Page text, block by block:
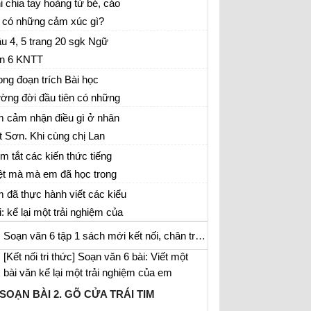
hoàng tử bé
chia tay hoàng tử bé, cáo
có những cảm xúc gì?
5 trang 26 sgk Ngữ văn lớp 6 tập 1
4, 5 trang 20 sgk Ngữ
6 KNTT
văn 6 bài Thực hành tiếng Việt trang 20
đoạn trích Bài học
đời đầu tiên có những
ảnh so sánh thú vị, sinh
Hãy tìm một số câu văn
dụng biện pháp tu từ so
trong văn bản này và chỉ
dụng của biện pháp tu
hành tiếng Việt trang 20 sgk văn 6 tập 1
cảm nhận điều gì ở nhân
Sơn. Khi cùng chị Lan
chiếc áo bông cũ cho
Sơn cảm thấy như thế
Cảm xúc ấy giúp em
được điều gì của sự chia
Văn 6
tắt các kiến thức tiếng
mà mà em đã học trong
kỳ I theo mẫu gợi ý sau
đã thực hành viết các kiểu
kể lại một trải nghiệm của
thân, nêu cảm xúc về một
thơ, tập làm thơ lục bát, tả
sinh hoạt. Hãy thực hiện
Soạn văn 6 tập 1 sách mới kết nối, chân trời cánh diều
VĂN 6 TẬP 1- SÁCH KẾT NỐI TRI
SOẠN BÀI 1. TÔI VÀ CÁC BẠN
[Kết nối tri thức] Soạn văn 6 bài: Thực hành
tiếng Việt trang 20
[Kết nối tri thức] Soạn văn 6 bài: Thực hành
tiếng Việt trang 26
[Kết nối tri thức] Soạn văn 6 bài: Viết một
bài văn kể lại một trải nghiệm của em
SOẠN BÀI 2. GÕ CỬA TRÁI TIM